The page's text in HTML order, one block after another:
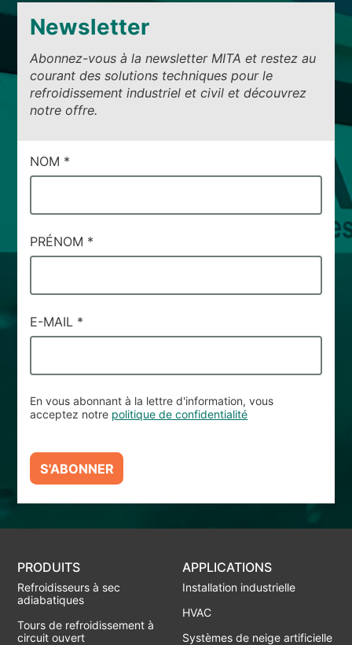
Newsletter
Abonnez-vous à la newsletter MITA et restez au
courant des solutions techniques pour le
refroidissement industriel et civil et découvrez
notre offre.
CAMPI
DI
#96
NOM *
PRÉNOM *
E-MAIL *
En vous abonnant à la lettre d'information, vous
acceptez notre politique de confidentialité
S'ABONNER
PRODUITS
Refroidisseurs à sec
adiabatiques
Tours de refroidissement à
circuit ouvert
APPLICATIONS
Installation industrielle
HVAC
Systèmes de neige artificielle